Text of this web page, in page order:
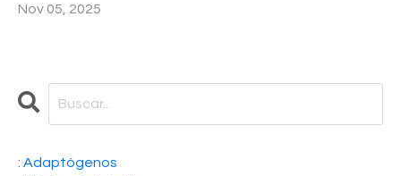
Nov 05, 2025
: Adaptógenos